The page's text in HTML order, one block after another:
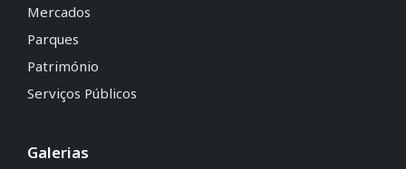
Mercados
Parques
Património
Serviços Públicos
Galerias